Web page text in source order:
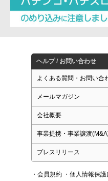
ヘルプ / お問い合わせ
よくある質問・お問い合
メールマガジン
会社概要
事業提携・事業譲渡
プレスリリース
・会員規約 ・個人情報保